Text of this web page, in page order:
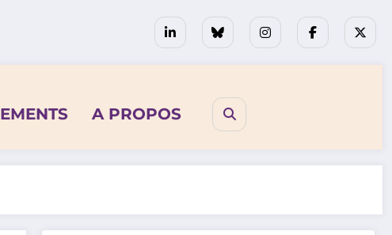
A PROPOS